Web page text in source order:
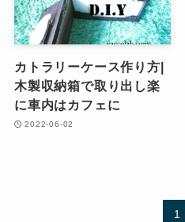
カトラリーケース作り方|
木製収納箱で取り出し楽
に車内はカフェに
2022-06-02
1